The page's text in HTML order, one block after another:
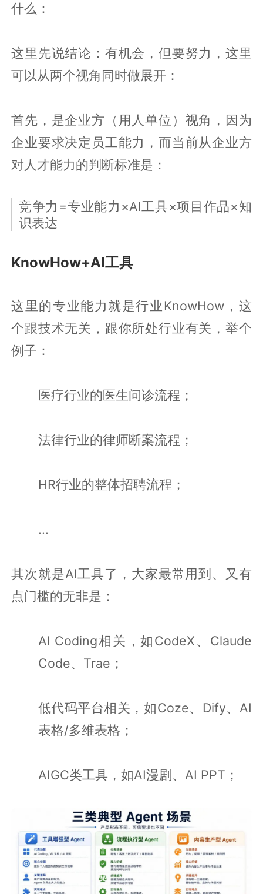
什么：
这里先说结论：有机会，但要努力，这里
可以从两个视角同时做展开：
首先，是企业方（用人单位）视角，因为
企业要求决定员工能力，而当前从企业方
对人才能力的判断标准是：
竞争力=专业能力×AI工具×项目作品×知
识表达
KnowHow+AI工具
这里的专业能力就是行业KnowHow，这
个跟技术无关，跟你所处行业有关，举个
例子：
医疗行业的医生问诊流程；
法律行业的律师断案流程；
HR行业的整体招聘流程；
...
其次就是AI工具了，大家最常用到、又有
点门槛的无非是：
AI Coding相关，如CodeX、Claude
Code、Trae；
低代码平台相关，如Coze、Dify、AI
表格/多维表格；
AIGC类工具，如AI漫剧、AI PPT；